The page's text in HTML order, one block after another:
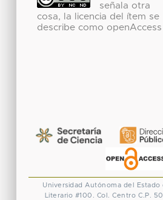
señala otra
cosa, la licencia del ítem se
describe como openAccess
Universidad Autónoma del Estado
Literario #100. Col. Centro C.P.